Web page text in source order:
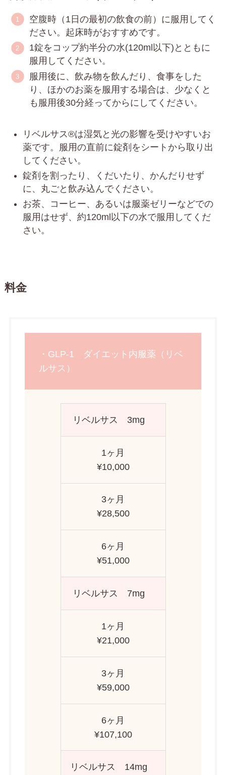
空腹時（1日の最初の飲食の前）に服用してく
ださい。起床時がおすすめです。
1錠をコップ約半分の水(120ml以下)とともに
服用してください。
服用後に、飲み物を飲んだり、食事をした
り、ほかのお薬を服用する場合は、少なくと
も服用後30分経ってからにしてください。
リベルサス®は湿気と光の影響を受けやすいお
薬です。服用の直前に錠剤をシートから取り出
してください。
錠剤を割ったり、くだいたり、かんだりせず
に、丸ごと飲み込んでください。
お茶、コーヒー、あるいは服薬ゼリーなどでの
服用はせず、約120ml以下の水で服用してくだ
さい。
料金
・GLP-1 ダイエット内服薬（リベ
ルサス）
リベルサス 3mg
1ヶ月
¥10,000
3ヶ月
¥28,500
6ヶ月
¥51,000
リベルサス 7mg
1ヶ月
¥21,000
3ヶ月
¥59,000
6ヶ月
¥107,100
リベルサス 14mg